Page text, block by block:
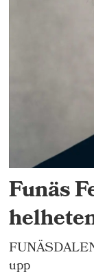
Funäs
upp